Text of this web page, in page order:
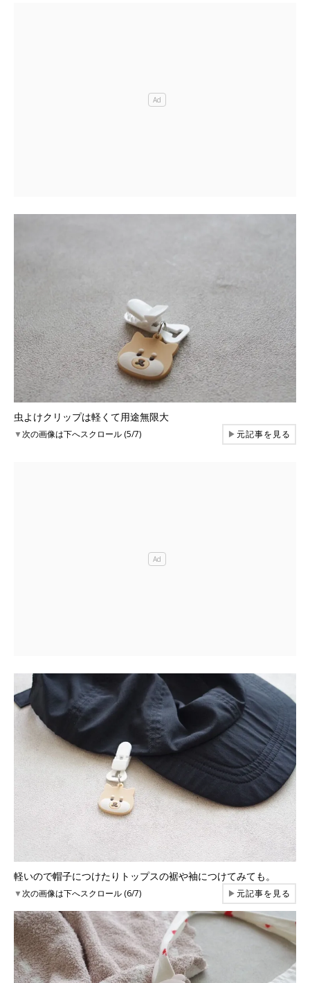
虫よけクリップは軽くて用途無限大
▼次の画像は下へスクロール (5/7) ▶元記事を見る
軽いので帽子につけたりトップスの裾や袖につけてみても。
▼次の画像は下へスクロール (6/7) ▶元記事を見る